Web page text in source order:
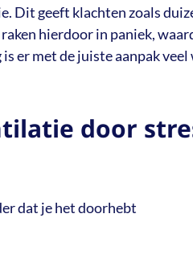
Dit geeft klachten zoals
hierdoor in paniek,
er met de juiste aanpak
door
dat je het doorhebt